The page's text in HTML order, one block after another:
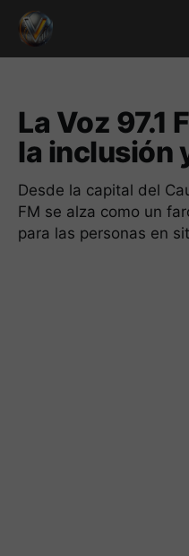
La Voz 97.1
la inclusión
Desde la capital del
FM se alza como un
para las personas en